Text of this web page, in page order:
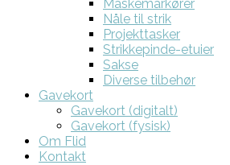
Maskemarkører
Nåle til strik
Projekttasker
Strikkepinde-etuier
Sakse
Diverse tilbehør
Gavekort
Gavekort (digitalt)
Gavekort (fysisk)
Om Flid
Kontakt